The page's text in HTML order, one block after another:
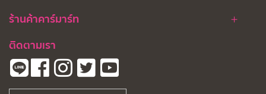
ร้านค้าคาร์มาร์ท
ติดตามเรา